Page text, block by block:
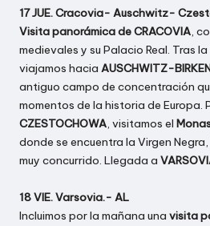
17 JUE. Cracovia- Auschwitz-
Visita panorámica de CRACOVIA,
medievales y su Palacio Real. Tras
viajamos hacia AUSCHWITZ-
antiguo campo de concentración
momentos de la historia de Europa.
CZESTOCHOWA, visitamos el
donde se encuentra la Virgen
muy concurrido. Llegada a
18 VIE. Varsovia.- AL
Incluimos por la mañana una visita